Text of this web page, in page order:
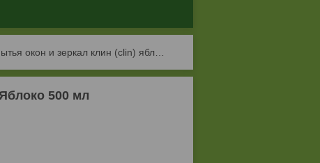
500 мл